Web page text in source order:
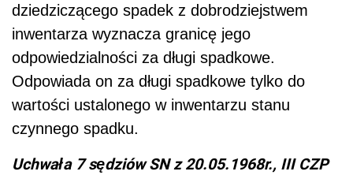
dziedziczącego spadek z dobrodziejstwem
inwentarza wyznacza granicę jego
odpowiedzialności za długi spadkowe.
Odpowiada on za długi spadkowe tylko do
wartości ustalonego w inwentarzu stanu
czynnego spadku.
Uchwała 7 sędziów SN z 20.05.1968r., III CZP